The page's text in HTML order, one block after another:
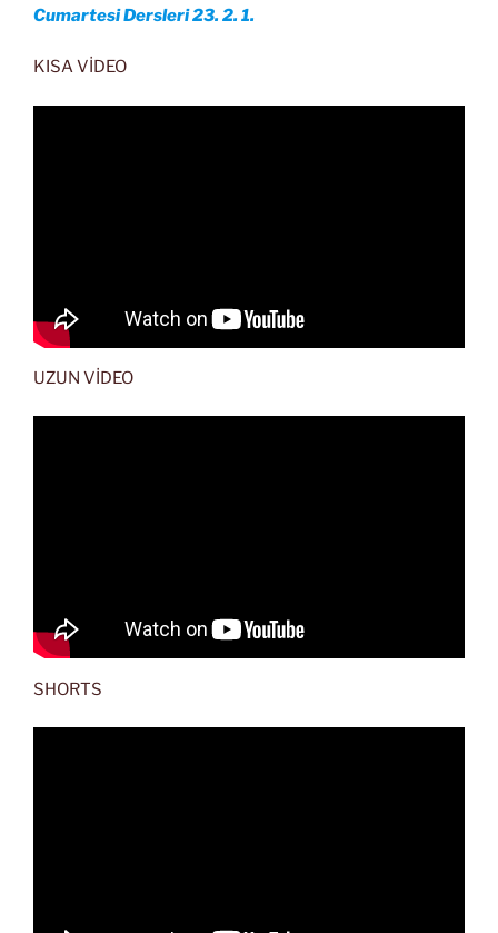
Cumartesi Dersleri 23. 2. 1.
KISA VİDEO
UZUN VİDEO
SHORTS